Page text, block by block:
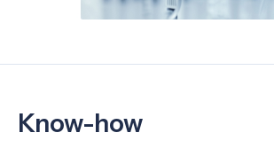
Know-how